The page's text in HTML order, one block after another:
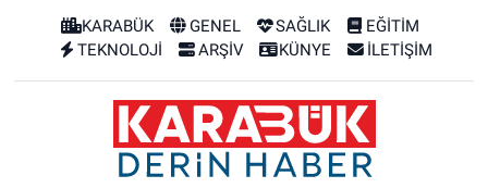
KARABÜK GENEL SAĞLIK
EĞİTİM
TEKNOLOJİ
ARŞİV KÜNYE İLETİŞİM